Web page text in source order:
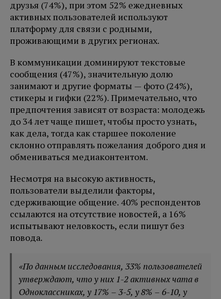
друзья (74%), при этом 52% ежедневных
активных пользователей используют
платформу для связи с родными,
проживающими в других регионах.
В коммуникации доминируют текстовые
сообщения (47%), значительную долю
занимают и другие форматы — фото (24%),
стикеры и гифки (22%). Примечательно, что
предпочтения зависят от возраста: молодежь
до 34 лет чаще пишет, чтобы просто узнать,
как дела, тогда как старшее поколение
склонно отправлять пожелания доброго дня и
обмениваться медиаконтентом.
Несмотря на высокую активность,
пользователи выделили факторы,
сдерживающие общение. 40% респондентов
ссылаются на отсутствие новостей, а 16%
испытывают неловкость, если пишут без
повода.
«По данным исследования, 33% пользователей
утверждают, что у них 1-2 активных чата в
Одноклассниках, у 17% – 3-5, у 8% – 6-10, у